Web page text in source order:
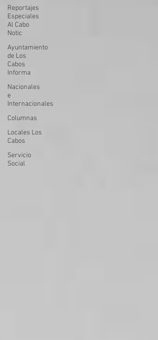
Reportajes
Especiales
Al Cabo
Notic
Ayuntamiento
de Los
Cabos
Informa
Nacionales
e
Internacionales
Columnas
Locales Los
Cabos
Servicio
Social